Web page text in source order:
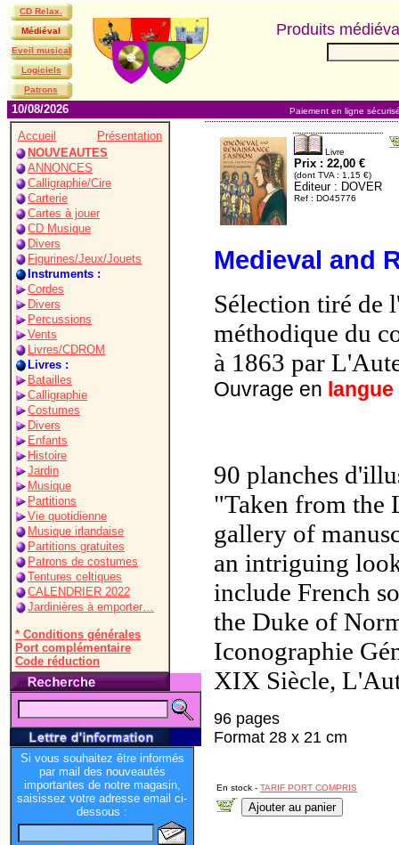
CD Relax.
Médiéval
Eveil musical
Logiciels
Patrons
Produits
10/08/2026 Paiement en ligne
Accueil
Présentation
NOUVEAUTES
ANNONCES
Calligraphie/Cire
Carterie
Cartes à jouer
CD Musique
Divers
Figurines/Jeux/Jouets
Instruments :
Cordes
Divers
Percussions
Vents
Livres/CDROM
Livres :
Batailles
Calligraphie
Costumes
Divers
Enfants
Histoire
Jardin
Musique
Partitions
Vie quotidienne
Musique irlandaise
Partitions gratuites
Patrons de costumes
Tentures celtiques
CALENDRIER 2022
Jardinières à emporter…
* Conditions générales
Port complémentaire
Code réduction
Si vous souhaitez être informés
par mail des nouveautés
importantes de notre magasin,
saisissez votre adresse email ci-
dessous :
Livre
Prix : 22,00 €
(dont TVA : 1,15 €)
Editeur : DOVER
Ref : DO45776
Medieval and
Sélection tiré de
méthodique du
à 1863 par
Ouvrage en
90 planches
"Taken from the
gallery of
an intriguing
include French
the Duke of
Iconographie
XIX Siècle,
96 pages
Format 28 x 21 cm
En stock - TARIF PORT COMPRIS